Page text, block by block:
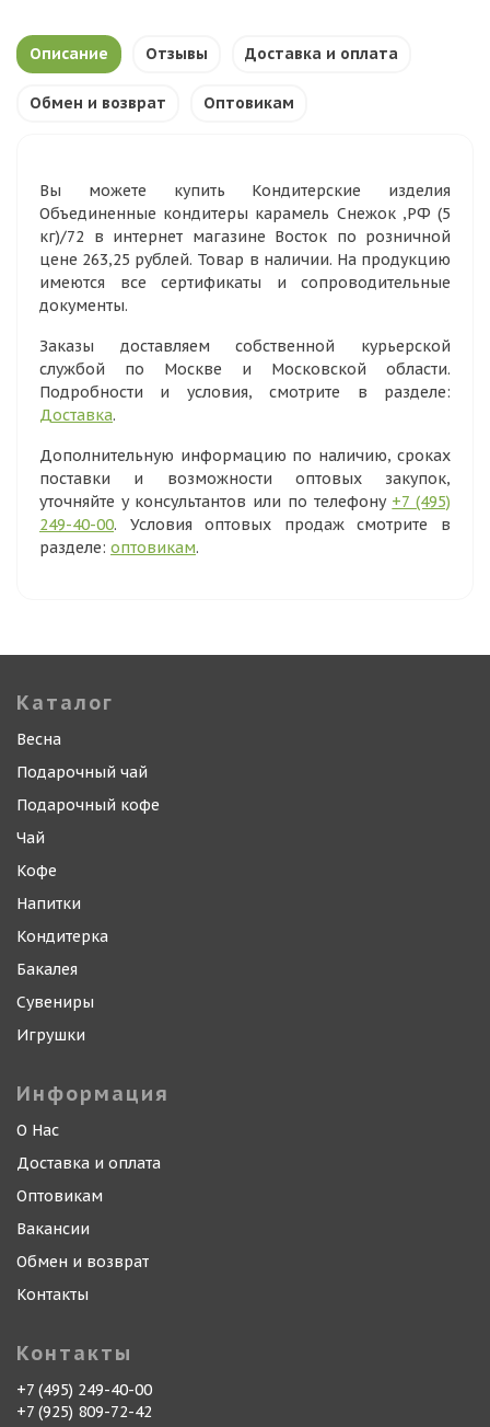
Описание Отзывы Доставка и оплата
Обмен и возврат Оптовикам
Вы можете купить Кондитерские изделия
Объединенные кондитеры карамель Снежок ,РФ (5
кг)/72 в интернет магазине Восток по розничной
цене 263,25 рублей. Товар в наличии. На продукцию
имеются все сертификаты и сопроводительные
документы.
Заказы доставляем собственной курьерской
службой по Москве и Московской области.
Подробности и условия, смотрите в разделе:
Доставка.
Дополнительную информацию по наличию, сроках
поставки и возможности оптовых закупок,
уточняйте у консультантов или по телефону +7 (495)
249-40-00. Условия оптовых продаж смотрите в
разделе: оптовикам.
Каталог
Весна
Подарочный чай
Подарочный кофе
Чай
Кофе
Напитки
Кондитерка
Бакалея
Сувениры
Игрушки
Информация
О Нас
Доставка и оплата
Оптовикам
Вакансии
Обмен и возврат
Контакты
Контакты
+7 (495) 249-40-00
+7 (925) 809-72-42